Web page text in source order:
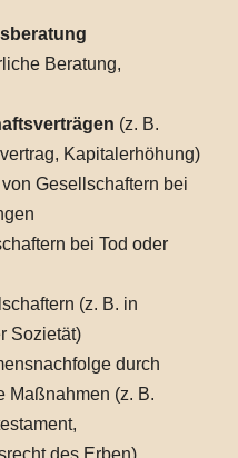
Beratung,
(z. B.
Kapitalerhöhung)
Gesellschaftern bei
bei Tod oder
(z. B. in
Sozietät)
durch
Maßnahmen (z. B.
des Erben)